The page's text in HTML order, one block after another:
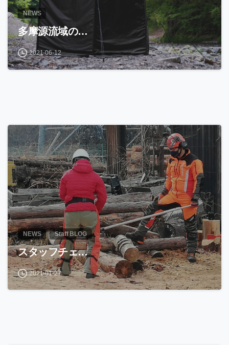
NEWS
多摩源流域の…
2021-06-12
NEWS Staff BLOG
スタッフチェ…
2021-01-27